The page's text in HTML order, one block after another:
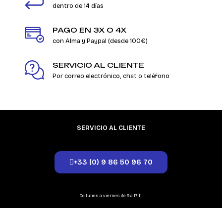
dentro de 14 días
PAGO EN 3X O 4X
con Alma y Paypal (desde 100€)
SERVICIO AL CLIENTE
Por correo electrónico, chat o teléfono
SERVICIO AL CLIENTE
+33 (0) 9 86 50 96 70
De lunes a viernes de 9 a 17 h.